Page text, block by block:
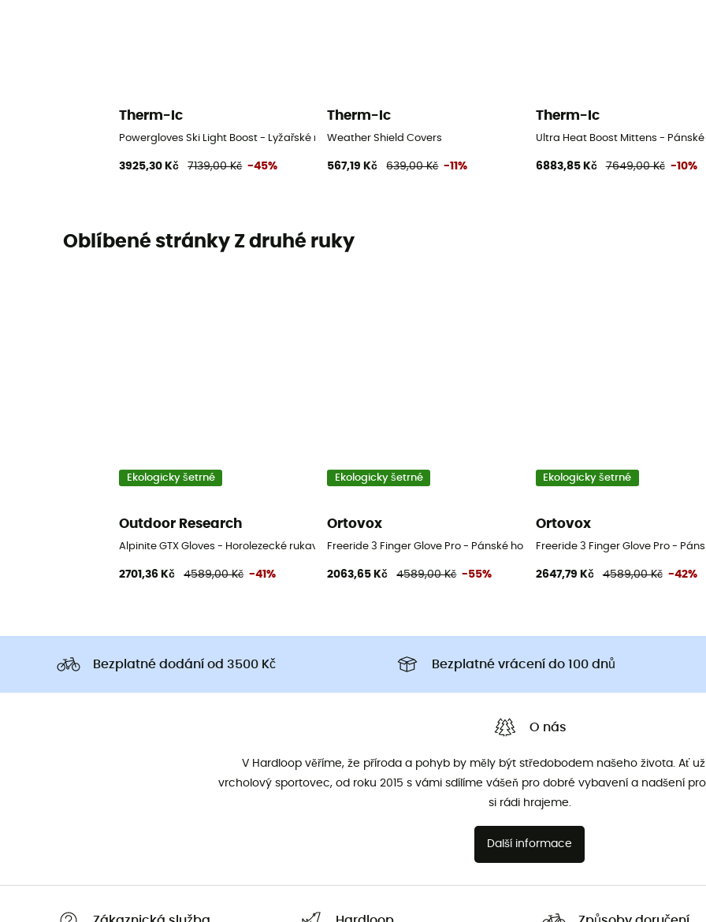
Therm-Ic
Powergloves Ski Light Boost - Lyžařské rukavice
3925,30 Kč 7139,00 Kč -45%
Therm-Ic
Weather Shield Covers
567,19 Kč 639,00 Kč -11%
Therm-Ic
Ultra Heat Boost Mittens -
6883,85 Kč 7649,00 Kč -10%
Oblíbené stránky Z druhé ruky
Ekologicky šetrné
Outdoor Research
Alpinite GTX Gloves - Horolezecké rukavice
2701,36 Kč 4589,00 Kč -41%
Ekologicky šetrné
Ortovox
Freeride 3 Finger Glove Pro - Pánské horolezecké rukavice
2063,65 Kč 4589,00 Kč -55%
Ekologicky šetrné
Ortovox
Freeride 3 Finger Glove Pro -
2647,79 Kč 4589,00 Kč -42%
Bezplatné dodání od 3500 Kč Bezplatné vrácení do 100 dnů
O nás
V Hardloop věříme, že příroda a pohyb by měly být středobodem našeho života. Ať
vrcholový sportovec, od roku 2015 s vámi sdílíme vášeň pro dobré vybavení a nadšení
si rádi hrajeme.
Další informace